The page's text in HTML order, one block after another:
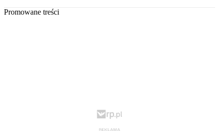
Promowane treści